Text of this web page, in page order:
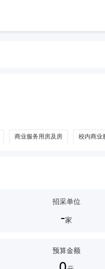
商业服务用房及房 校内商业
招采单位
-家
预算金额